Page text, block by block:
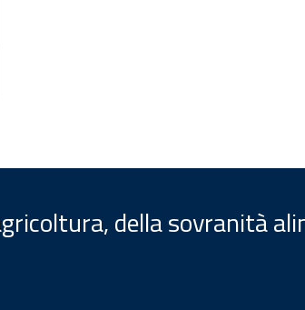
della sovranità